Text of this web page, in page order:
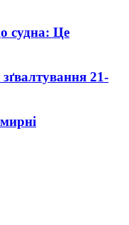
судна: Це
21-